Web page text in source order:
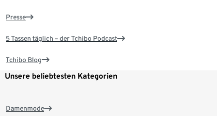
Presse
5 Tassen täglich – der Tchibo Podcast
Tchibo Blog
Unsere beliebtesten Kategorien
Damenmode